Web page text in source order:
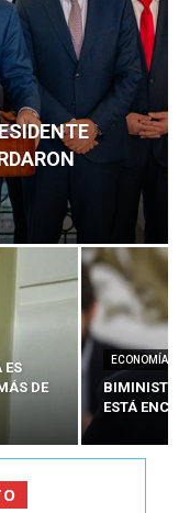
ES
DE
ECONOMÍA
BIMINISTRO
ESTÁ